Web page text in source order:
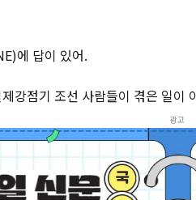
에 답이 있어.
강점기 조선 사람들이 겪은 일이
광고